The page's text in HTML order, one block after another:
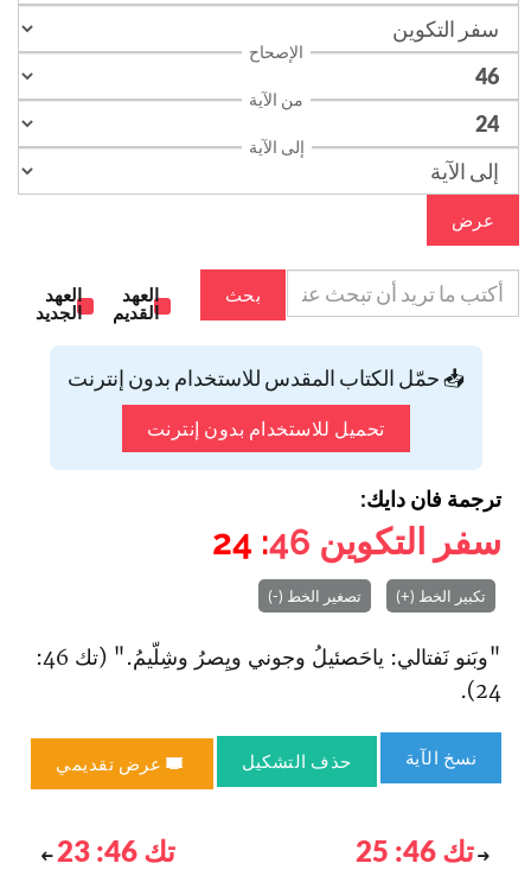
الإصحاح
من الآية
إلى الآية
عرض
بحث
العهد
القديم
العهد
الجديد
📥 حمّل الكتاب المقدس للاستخدام بدون إنترنت
تحميل للاستخدام بدون إنترنت
ترجمة فان دايك:
سفر التكوين 46
: 24
تكبير الخط (+) تصغير الخط (-)
"وبَنو نَفتالي: ياحَصئيلُ وجوني ويِصرُ وشِلّيمُ." (تك 46:
24).
نسخ الآية حذف التشكيل عرض تقديمي
تك 46: 25 تك 46: 23